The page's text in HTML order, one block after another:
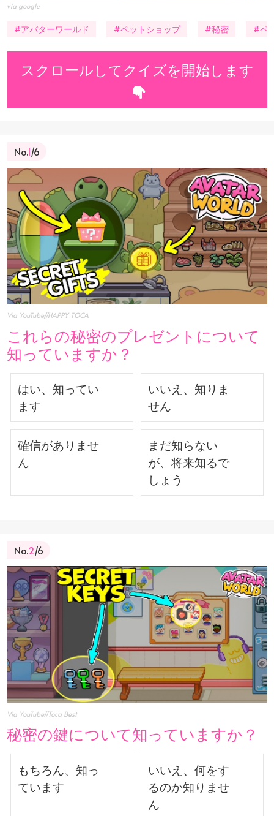
via google
#アバターワールド #ペットショップ #秘密 #ペ
スクロールしてクイズを開始します
No.1/6
Via YouTube//HAPPY TOCA
これらの秘密のプレゼントについて
知っていますか？
はい、知ってい
ます
いいえ、知りま
せん
確信がありませ
ん
まだ知らない
が、将来知るで
しょう
No.2/6
Via YouTube//Toca Best
秘密の鍵について知っていますか？
もちろん、知っ
ています
いいえ、何をす
るのか知りませ
ん